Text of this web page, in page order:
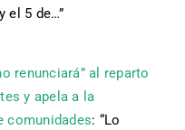
el 5 de…”
renunciará” al reparto
y apela a la
comunidades: “Lo